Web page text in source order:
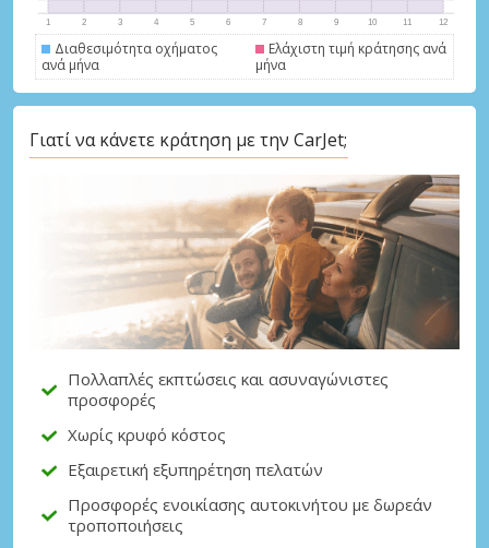
Μεγάλες εξοικονομήσεις
Αποκτήστε πρόσβαση σε αποκλειστικές
Σύνδεση με eLink
Διαθεσιμότητα οχήματος
ανά μήνα
Ελάχιστη τιμή κράτησης ανά
μήνα
Γιατί να κάνετε κράτηση με την CarJet;
Πολλαπλές εκπτώσεις και ασυναγώνιστες
προσφορές
Χωρίς κρυφό κόστος
Εξαιρετική εξυπηρέτηση πελατών
Προσφορές ενοικίασης αυτοκινήτου με δωρεάν
τροποποιήσεις